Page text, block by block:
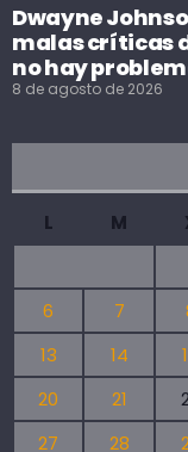
Dwayne
malas críticas
no hay
8 de agosto de 2026
L M
6
7
13
14
20
21
27
28